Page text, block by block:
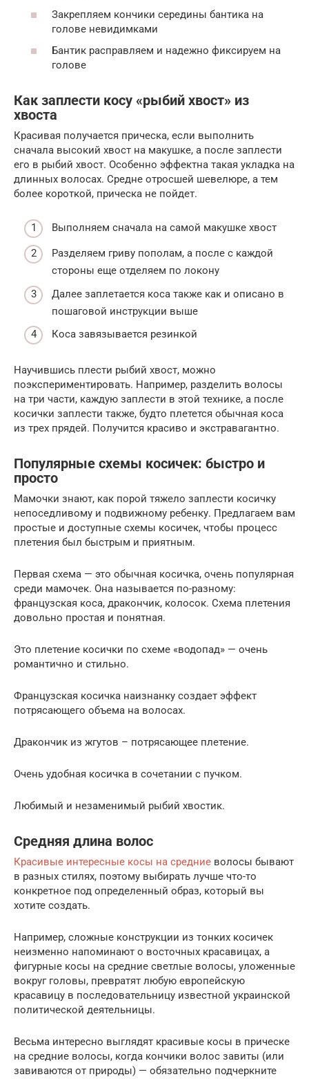
Закрепляем кончики середины бантика на
голове невидимками
Бантик расправляем и надежно фиксируем на
голове
Как заплести косу «рыбий хвост» из
хвоста
Красивая получается прическа, если выполнить
сначала высокий хвост на макушке, а после заплести
его в рыбий хвост. Особенно эффектна такая укладка на
длинных волосах. Средне отросшей шевелюре, а тем
более короткой, прическа не пойдет.
Выполняем сначала на самой макушке хвост
Разделяем гриву пополам, а после с каждой
стороны еще отделяем по локону
Далее заплетается коса также как и описано в
пошаговой инструкции выше
Коса завязывается резинкой
Научившись плести рыбий хвост, можно
поэкспериментировать. Например, разделить волосы
на три части, каждую заплести в этой технике, а после
косички заплести также, будто плетется обычная коса
из трех прядей. Получится красиво и экстравагантно.
Популярные схемы косичек: быстро и
просто
Мамочки знают, как порой тяжело заплести косичку
непоседливому и подвижному ребенку. Предлагаем вам
простые и доступные схемы косичек, чтобы процесс
плетения был быстрым и приятным.
Первая схема — это обычная косичка, очень популярная
среди мамочек. Она называется по-разному:
французская коса, дракончик, колосок. Схема плетения
довольно простая и понятная.
Это плетение косички по схеме «водопад» — очень
романтично и стильно.
Французская косичка наизнанку создает эффект
потрясающего объема на волосах.
Дракончик из жгутов – потрясающее плетение.
Очень удобная косичка в сочетании с пучком.
Любимый и незаменимый рыбий хвостик.
Средняя длина волос
Красивые интересные косы на средние волосы бывают
в разных стилях, поэтому выбирать лучше что-то
конкретное под определенный образ, который вы
хотите создать.
Например, сложные конструкции из тонких косичек
неизменно напоминают о восточных красавицах, а
фигурные косы на средние светлые волосы, уложенные
вокруг головы, превратят любую европейскую
красавицу в последовательницу известной украинской
политической деятельницы.
Весьма интересно выглядят красивые косы в прическе
на средние волосы, когда кончики волос завиты (или
завиваются от природы) — обязательно подчеркните